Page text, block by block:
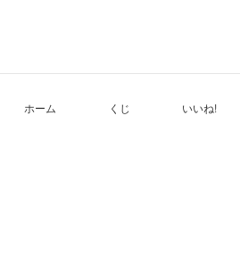
ホーム くじ いいね!